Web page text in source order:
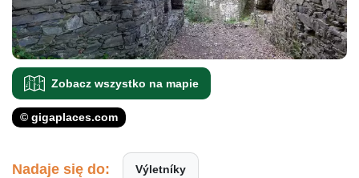
Zobacz wszystko na mapie
© gigaplaces.com
Nadaje się do: Výletníky